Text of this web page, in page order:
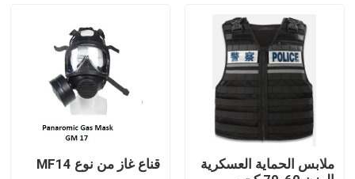
المنزل
ملابس الحماية العسكرية
قناع غاز من نوع MF14